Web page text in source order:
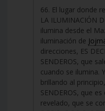
66. El lugar donde
LA ILUMINACIÓN
ilumina desde el
iluminación de
direcciones, ES
SENDEROS, que
cuando se ilumina.
brillando al
SENDEROS, que
revelado, que se